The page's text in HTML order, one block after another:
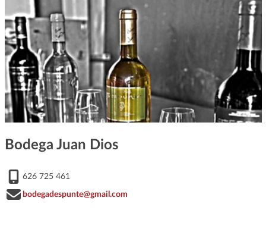
Bodega Juan Dios
626 725 461
bodegadespunte@gmail.com